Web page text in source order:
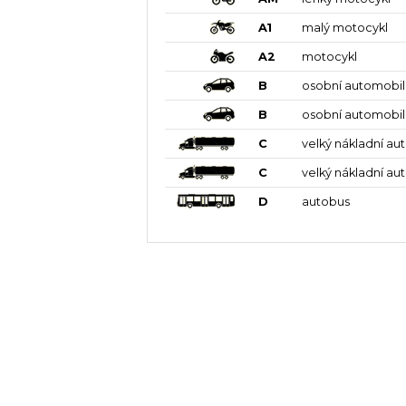
A1 malý motocykl
A2 motocykl
B osobní automobil
B osobní automobil
C velký nákladní
C velký nákladní
D autobus